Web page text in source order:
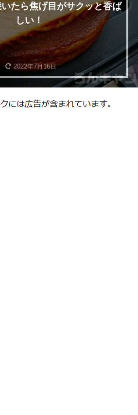
たら焦げ目がサクッと香ば
しい！
2022年7月16日